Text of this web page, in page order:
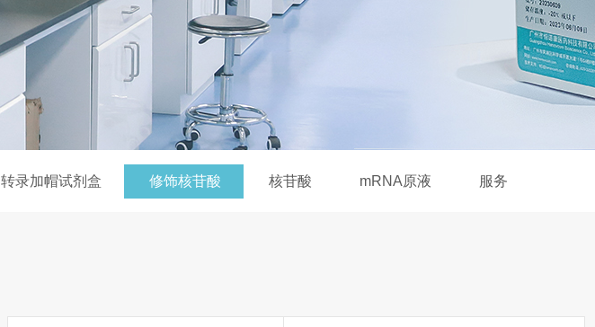
转录加帽试剂盒 修饰核苷酸 核苷酸 mRNA原液 服务